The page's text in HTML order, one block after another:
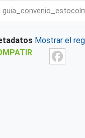
Mostrar el